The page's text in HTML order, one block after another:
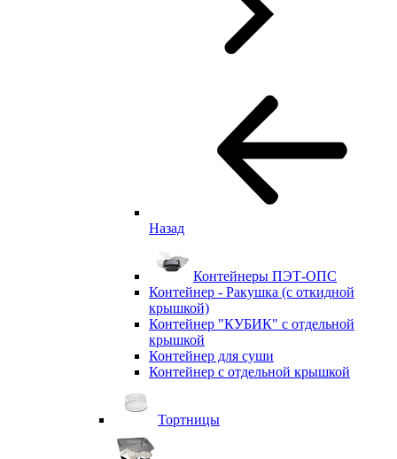
Назад
Контейнеры ПЭТ-ОПС
Контейнер - Ракушка (с откидной
крышкой)
Контейнер "КУБИК" с отдельной
крышкой
Контейнер для суши
Контейнер с отдельной крышкой
Тортницы